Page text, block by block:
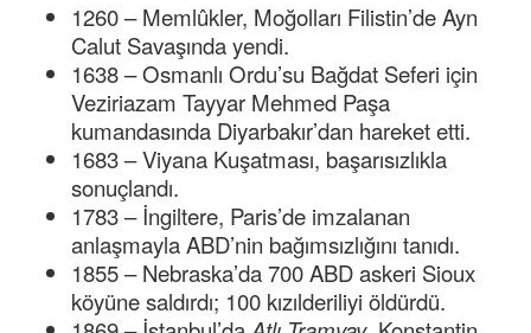
1260 – Memlûkler, Moğolları Filistin’de Ayn
Calut Savaşında yendi.
1638 – Osmanlı Ordu’su Bağdat Seferi için
Veziriazam Tayyar Mehmed Paşa
kumandasında Diyarbakır’dan hareket etti.
1683 – Viyana Kuşatması, başarısızlıkla
sonuçlandı.
1783 – İngiltere, Paris’de imzalanan
anlaşmayla ABD’nin bağımsızlığını tanıdı.
1855 – Nebraska’da 700 ABD askeri Sioux
köyüne saldırdı; 100 kızılderiliyi öldürdü.